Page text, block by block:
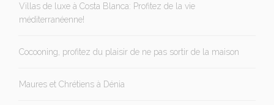
Villas de luxe à Costa Blanca: Profitez de la vie
méditerranéenne!
Cocooning, profitez du plaisir de ne pas sortir de la maison
Maures et Chrétiens à Dénia